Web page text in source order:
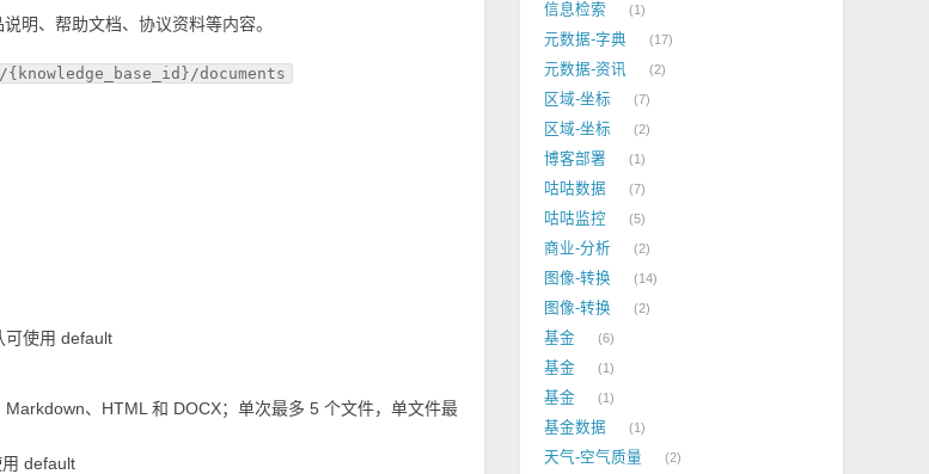
明、帮助文档、协议资料等内容。
documents
可使用 default
、HTML 和 DOCX；单次最多 5 个文件，单文件最
default
信息检索 1
元数据-字典 17
元数据-资讯 2
区域-坐标 7
区域-坐标 2
博客部署 1
咕咕数据 7
咕咕监控 5
商业-分析 2
图像-转换 14
图像-转换 2
基金 6
基金 1
基金 1
基金数据 1
天气-空气质量 2